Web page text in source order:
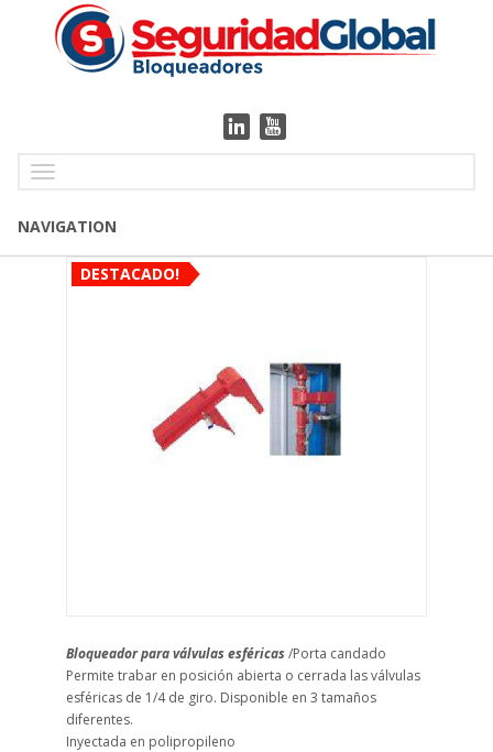
NAVIGATION
DESTACADO!
Bloqueador para válvulas esféricas/Porta candado
Permite trabar en posición abierta o cerrada las válvulas
esféricas de 1/4 de giro. Disponible en 3 tamaños
diferentes.
Inyectada en polipropileno